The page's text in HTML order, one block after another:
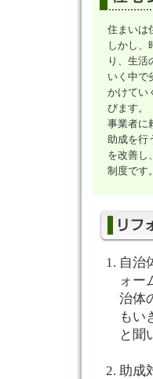
住まいは
しかし、
り、生活
いく中で
かけてい
びます。
事業者に
助成を行
を改善し
制度です。
自治
ォー
治体
もい
と聞
助成